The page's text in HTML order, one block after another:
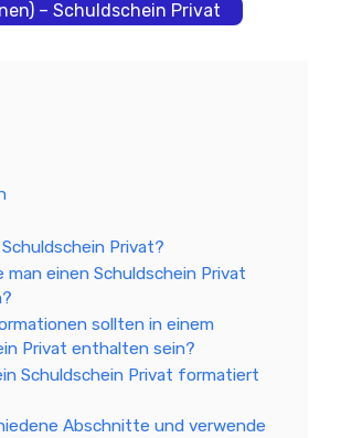
– Schuldschein Privat
Privat?
man einen Schuldschein Privat
sollten in einem
Privat enthalten sein?
Schuldschein Privat formatiert
Abschnitte und verwende